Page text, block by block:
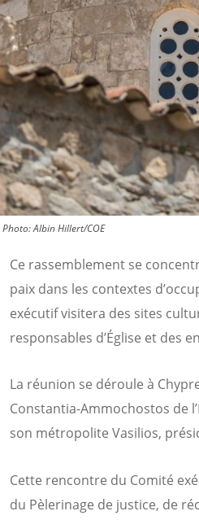
Photo:Albin Hillert/COE
Ce rassemblement se
paix dans les contextes
exécutif visitera des sites
responsables d’Église et des
La réunion se déroule à
Constantia-Ammochostos de
son métropolite Vasilios,
Cette rencontre du Comité
du Pèlerinage de justice, de